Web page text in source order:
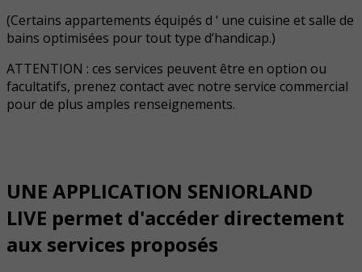
(Certains appartements équipés d ‘ une cuisine et salle de
bains optimisées pour tout type d’handicap.)
ATTENTION : ces services peuvent être en option ou
facultatifs, prenez contact avec notre service commercial
pour de plus amples renseignements.
UNE APPLICATION SENIORLAND
LIVE permet d'accéder directement
aux services proposés